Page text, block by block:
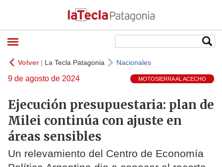
Volver| La Tecla Patagonia Nacionales
9 de agosto de 2024 MOTOSIERRA AL ACECHO
Ejecución presupuestaria: plan de
Milei continúa con ajuste en
áreas sensibles
Un relevamiento del Centro de Economía